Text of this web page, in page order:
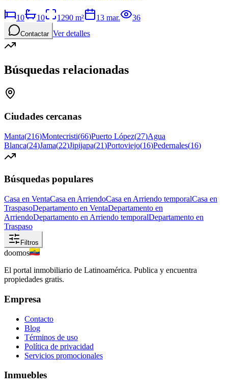
10 10 1290 m² 13 mar. 36
Contactar Ver detalles
Búsquedas relacionadas
Ciudades cercanas
Manta(216)Montecristi(66)Puerto López(27)Agua
Blanca(24)Jama(22)Jipijapa(21)Portoviejo(16)Pedernales(16)
Búsquedas populares
Casa en VentaCasa en ArriendoCasa en Arriendo temporalCasa en
TraspasoDepartamento en VentaDepartamento en
ArriendoDepartamento en Arriendo temporalDepartamento en
Traspaso
Filtros
doomos
El portal inmobiliario de Latinoamérica. Publica y encuentra
propiedades gratis.
Empresa
Contacto
Blog
Términos de uso
Política de privacidad
Servicios promocionales
Inmuebles